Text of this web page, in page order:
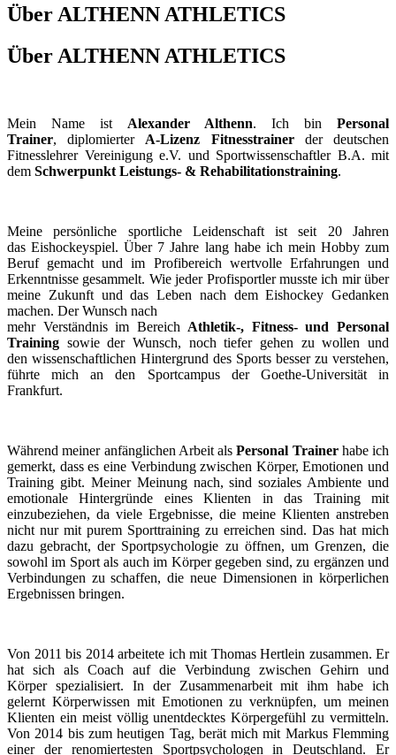
Über ALTHENN ATHLETICS
Über ALTHENN ATHLETICS
Mein Name ist Alexander Althenn. Ich bin Personal
Trainer, diplomierter A-Lizenz Fitnesstrainerder deutschen
Fitnesslehrer Vereinigung e.V. und Sportwissenschaftler B.A. mit
dem Schwerpunkt Leistungs- & Rehabilitationstraining.
Meine persönliche sportliche Leidenschaft ist seit 20 Jahren
das Eishockeyspiel. Über 7 Jahre lang habe ich mein Hobby zum
Beruf gemacht und im Profibereich wertvolle Erfahrungen und
Erkenntnisse gesammelt. Wie jeder Profisportler musste ich mir über
meine Zukunft und das Leben nach dem Eishockey Gedanken
machen. Der Wunsch nach
mehr Verständnis im Bereich Athletik-, Fitness- und Personal
Training sowie der Wunsch, noch tiefer gehen zu wollen und
den wissenschaftlichen Hintergrund des Sports besser zu verstehen,
führte mich an den Sportcampus der Goethe-Universität in
Frankfurt.
Während meiner anfänglichen Arbeit alsPersonal Trainerhabe ich
gemerkt, dass es eine Verbindung zwischen Körper, Emotionen und
Training gibt. Meiner Meinung nach, sind soziales Ambiente und
emotionale Hintergründe eines Klienten in das Training mit
einzubeziehen, da viele Ergebnisse, die meine Klienten anstreben
nicht nur mit purem Sporttraining zu erreichen sind. Das hat mich
dazu gebracht, der Sportpsychologie zu öffnen, um Grenzen, die
sowohl im Sport als auch im Körper gegeben sind, zu ergänzen und
Verbindungen zu schaffen, die neue Dimensionen in körperlichen
Ergebnissen bringen.
Von 2011 bis 2014 arbeitete ich mit Thomas Hertlein zusammen. Er
hat sich als Coach auf die Verbindung zwischen Gehirn und
Körper spezialisiert. In der Zusammenarbeit mit ihm habe ich
gelernt Körperwissen mit Emotionen zu verknüpfen, um meinen
Klienten ein meist völlig unentdecktes Körpergefühl zu vermitteln.
Von 2014 bis zum heutigen Tag, berät mich mit Markus Flemming
einer der renomiertesten Sportpsychologen in Deutschland. Er